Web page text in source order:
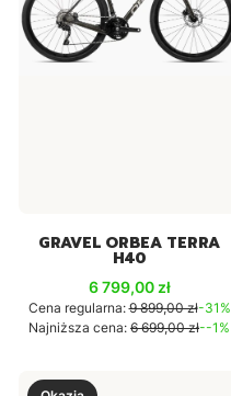
GRAVEL ORBEA TERRA
H40
Cena promocyjna
6 799,00 zł
Cena regularna: 9 899,00 zł-31%
Najniższa cena: 6 699,00 zł--1%